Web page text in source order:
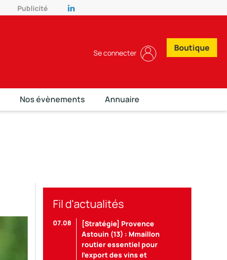
Publicité
Se connecter Boutique
Nos évènements Annuaire
Fil d'actualités
07.08
[Stratégie] Provence
Astouin (13) : Mmaillon
routier essentiel pour
l’export des vins et